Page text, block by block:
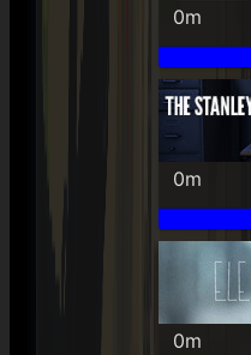
0m
0m
0m